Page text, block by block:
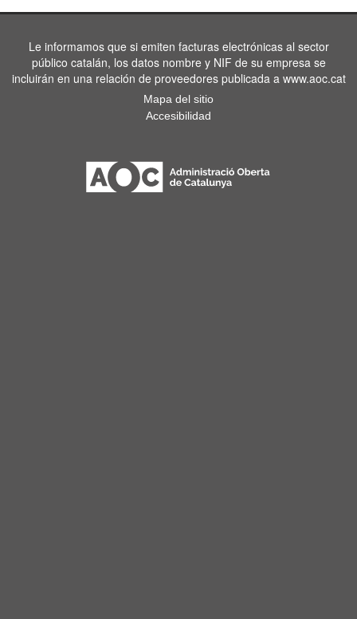
Le informamos que si emiten facturas electrónicas al sector
público catalán, los datos nombre y NIF de su empresa se
incluirán en una relación de proveedores publicada a www.aoc.cat
Mapa del sitio
Accesibilidad